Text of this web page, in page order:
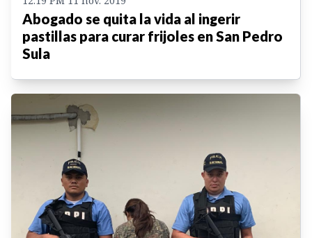
Abogado se quita la vida al ingerir
pastillas para curar frijoles en San Pedro
Sula